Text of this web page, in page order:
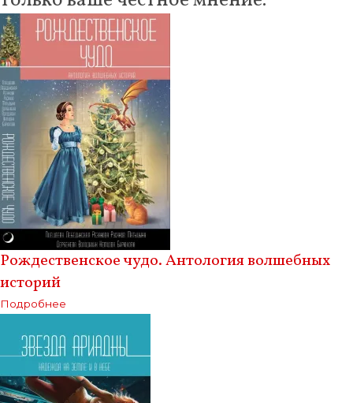
Рождественское чудо. Антология волшебных
историй
Подробнее